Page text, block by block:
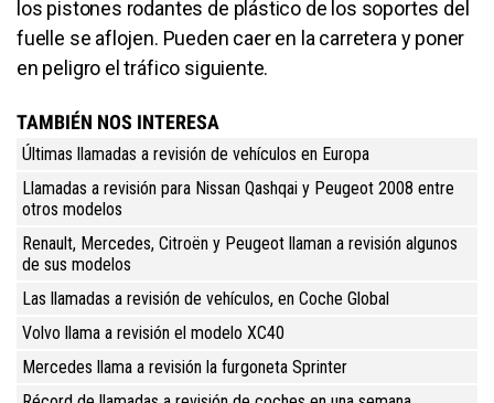
los pistones rodantes de plástico de los soportes del
fuelle se aflojen. Pueden caer en la carretera y poner
en peligro el tráfico siguiente.
TAMBIÉN NOS INTERESA
Últimas llamadas a revisión de vehículos en Europa
Llamadas a revisión para Nissan Qashqai y Peugeot 2008 entre
otros modelos
Renault, Mercedes, Citroën y Peugeot llaman a revisión algunos
de sus modelos
Las llamadas a revisión de vehículos, en Coche Global
Volvo llama a revisión el modelo XC40
Mercedes llama a revisión la furgoneta Sprinter